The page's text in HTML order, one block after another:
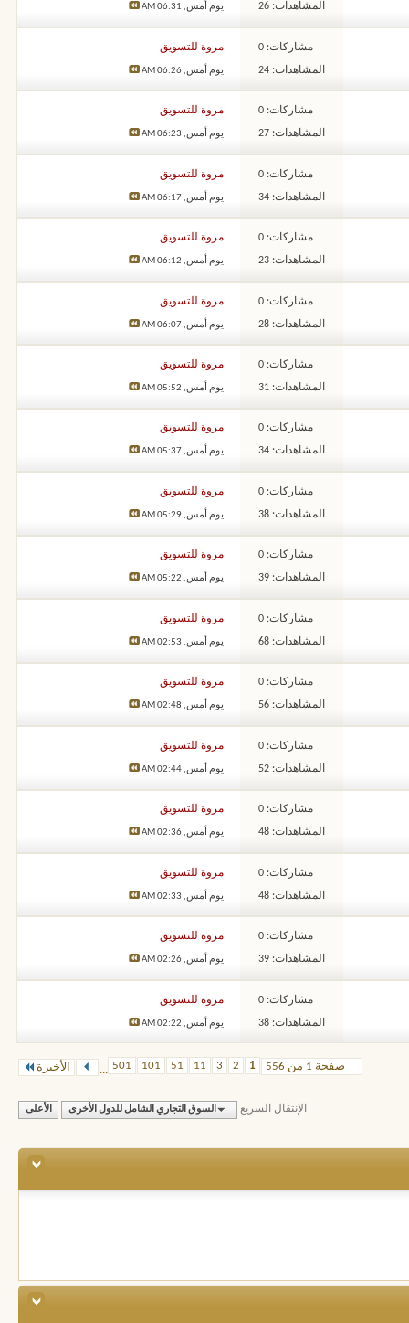
المشاهدات: 26 يوم أمس, 06:31 AM
مشاركات: 0
المشاهدات: 24
مروة للتسويق
يوم أمس,06:26 AM
مشاركات: 0
المشاهدات: 27
مروة للتسويق
يوم أمس, 06:23 AM
مشاركات: 0
المشاهدات: 34
مروة للتسويق
يوم أمس,06:17 AM
مشاركات: 0
المشاهدات: 23
مروة للتسويق
يوم أمس, 06:12 AM
مشاركات: 0
المشاهدات: 28
مروة للتسويق
يوم أمس,06:07 AM
مشاركات: 0
المشاهدات: 31
مروة للتسويق
يوم أمس, 05:52 AM
مشاركات: 0
المشاهدات: 34
مروة للتسويق
يوم أمس, 05:37 AM
مشاركات: 0
المشاهدات: 38
مروة للتسويق
يوم أمس,05:29 AM
مشاركات: 0
المشاهدات: 39
مروة للتسويق
يوم أمس, 05:22 AM
مشاركات: 0
المشاهدات: 68
مروة للتسويق
يوم أمس, 02:53 AM
مشاركات: 0
المشاهدات: 56
مروة للتسويق
يوم أمس, 02:48 AM
مشاركات: 0
المشاهدات: 52
مروة للتسويق
يوم أمس,02:44 AM
مشاركات: 0
المشاهدات: 48
مروة للتسويق
يوم أمس,02:36 AM
مشاركات: 0
المشاهدات: 48
مروة للتسويق
يوم أمس, 02:33 AM
مشاركات: 0
المشاهدات: 39
مروة للتسويق
يوم أمس,02:26 AM
مشاركات: 0
المشاهدات: 38
مروة للتسويق
يوم أمس, 02:22 AM
صفحة 1 من 556 1
2
3
11
51
101
501
... الأخيرة
الإنتقال السريع السوق التجاري الشامل للدول الأخرى الأعلى